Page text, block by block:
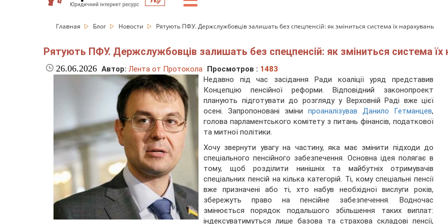
Главная Блог Новости Рятують ПФУ. Держслужбовців залишать без спецпенсій: як зміниться система їх нарахувань
Рятують ПФУ. Держслужбовців залишать без спецпенсій: як зміниться система їх
26.06.2026 Автор: Лента от Протокола Просмотров : 1483
Недавно під час засідання Ради коаліції уряд представив
Концепцію пенсійної реформи. Відповідний законопроект
планують підготувати до розгляду у Верховній Раді вже цієї
осені. Запропоновані зміни проаналізував Данило Гетманцев,
голова парламентського комітету з питань фінансів, податкової
та митної політики.
Хочу звернути увагу на частину, яка має змінити підходи до
спеціального пенсійного забезпечення. Основна ідея полягає в
тому, щоб розділити нинішніх та майбутніх отримувачів
спеціальних пенсій на кілька категорій. Ті, кому спеціальні пенсії
вже призначені або ті, хто набув необхідної вислуги років,
збережуть право на пенсійне забезпечення. Водночас
змінюється порядок подальшого збільшення таких виплат:
індексуватимуться лише базова та страхова складові пенсії,